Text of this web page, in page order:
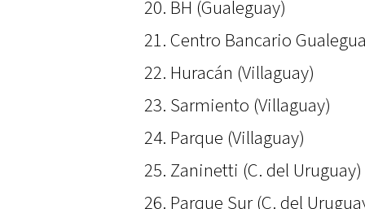
20. BH (Gualeguay)
21. Centro Bancario
22. Huracán (Villaguay)
23. Sarmiento (Villaguay)
24. Parque (Villaguay)
25. Zaninetti (C. del Uruguay)
26. Parque Sur (C. del